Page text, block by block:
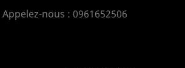
Appelez-nous : 0961652506